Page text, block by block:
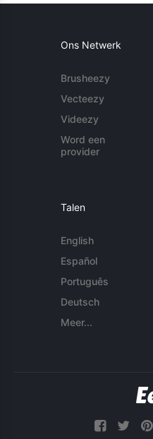
Ons Netwerk
Brusheezy
Vecteezy
Videezy
Word een
provider
Talen
English
Español
Português
Deutsch
Meer...